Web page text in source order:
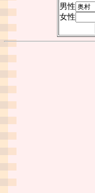
男性
女性